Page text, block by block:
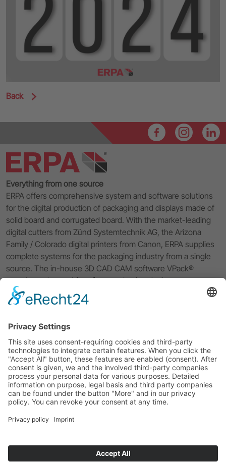
Back
Everything from one source
ERPA offers comprehensive system and software solutions
for the digital production of packaging and displays made of
solid board and corrugated board. With the market-leading
digital cutters from Zünd Systemtechnik AG, the Arizona
Family / Colorado digital printers from Canon, ERPA supplies
complete systems for the packaging industry from a single
source. The in-house 3D CAD CAM software VPack®
completes the workflow from packaging design to
prototyping and digital small batch production of your
packaging solution. With excellent service and 40 years of
your workflow.
Imprint Privacy Policy
ERPA Systeme GmbH
Software and system solutions for the packaging industry
Willi-Eichler-Str. 24